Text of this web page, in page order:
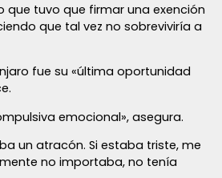
que tuvo que firmar una exención
que tal vez no sobreviviría a
fue su «última oportunidad
emocional», asegura.
un atracón. Si estaba triste, me
no importaba, no tenía